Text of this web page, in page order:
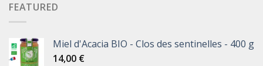
FEATURED
Miel d'Acacia BIO - Clos des sentinelles - 400 g
14,00 €